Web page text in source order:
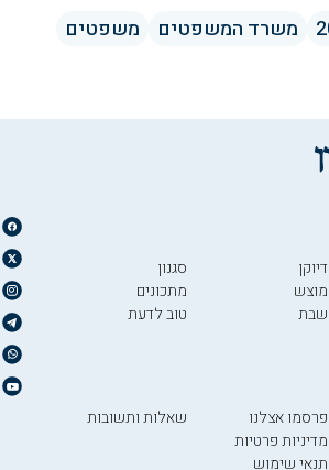
משרד המשפטים
משפטים
דיוקן
מוצש
שבת
סגנון
מתכונים
טוב לדעת
פרסמו אצלנו
מדיניות פרטיות
תנאי שימוש
שאלות ותשובות